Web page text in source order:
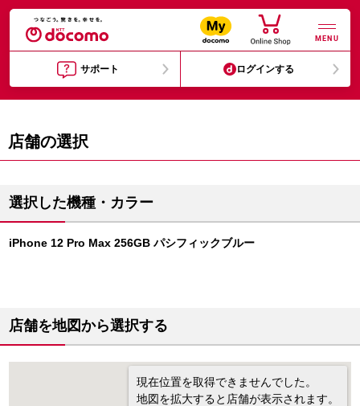
MENU
サポート ログインする
店舗の選択
選択した機種・カラー
iPhone 12 Pro Max 256GB パシフィックブルー
店舗を地図から選択する
現在位置を取得できませんでした。
地図を拡大すると店舗が表示されます。